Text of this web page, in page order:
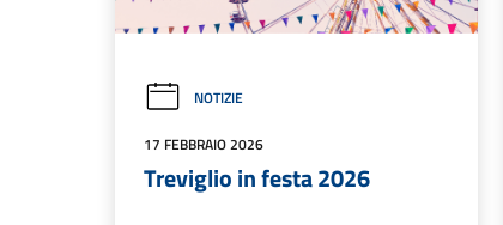
NOTIZIE
17 FEBBRAIO 2026
Treviglio in festa 2026